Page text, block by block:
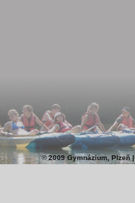
© 2009 Gymnázium, Plzeň